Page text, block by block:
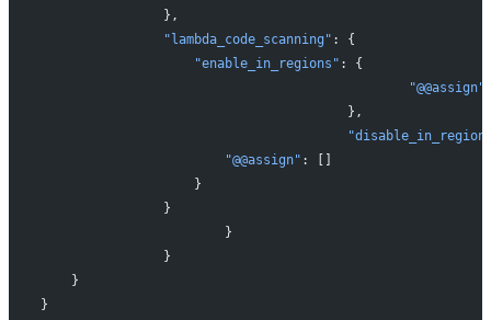
                },
                "lambda_code_scanning"
: {
                    "enable_in_regions"
: {
						"@@assign"
					},
                        "@@assign"
: []
                    }
                }
			}
		}
    }
}